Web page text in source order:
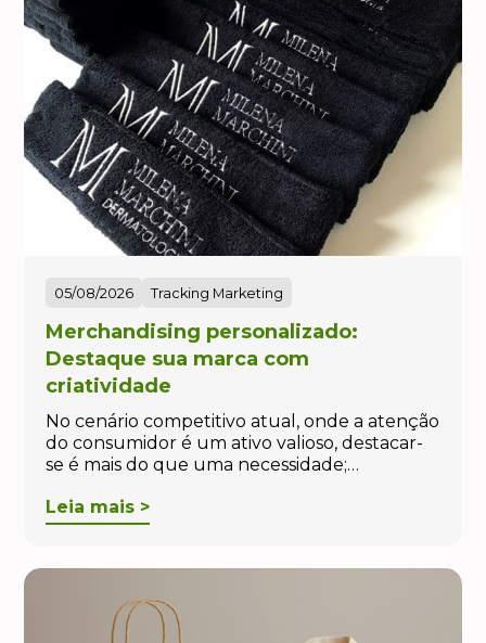
05/08/2026 Tracking Marketing
Merchandising personalizado:
Destaque sua marca com
criatividade
No cenário competitivo atual, onde a atenção
do consumidor é um ativo valioso, destacar-
se é mais do que uma necessidade;…
Leia mais >